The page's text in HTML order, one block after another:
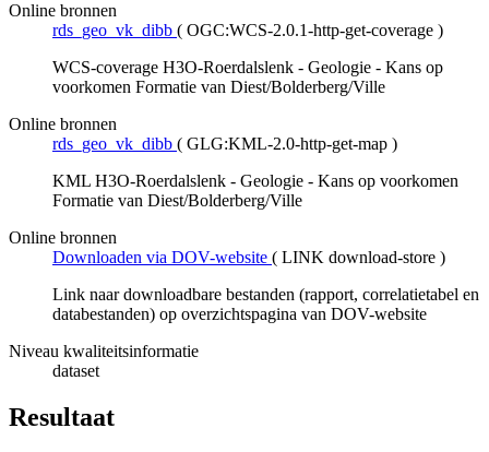
Online bronnen
rds_geo_vk_dibb ( OGC:WCS-2.0.1-http-get-coverage )
WCS-coverage H3O-Roerdalslenk - Geologie - Kans op
voorkomen Formatie van Diest/Bolderberg/Ville
Online bronnen
rds_geo_vk_dibb ( GLG:KML-2.0-http-get-map )
KML H3O-Roerdalslenk - Geologie - Kans op voorkomen
Formatie van Diest/Bolderberg/Ville
Online bronnen
Downloaden via DOV-website ( LINK download-store )
Link naar downloadbare bestanden (rapport, correlatietabel en
databestanden) op overzichtspagina van DOV-website
Niveau kwaliteitsinformatie
dataset
Resultaat